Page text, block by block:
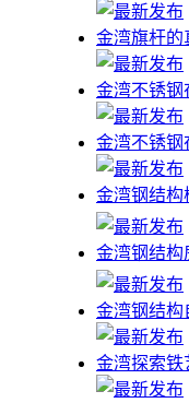
金湾旗杆的
金湾不锈钢
金湾不锈钢
金湾钢结构
金湾钢结构
金湾钢结构
金湾探索铁